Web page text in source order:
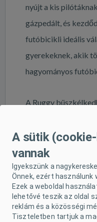
nyújt a kis
gázpedált, és
futóbicikli ideális
gyerekeknek, akik
hagyományos
A Ruggy
Masszív felépítése,
színei minden
Az ergonomikusan
készült ülés pedig
Műszaki adatok:
A sütik
vannak
Igyekszünk a
Önnek, ezért használunk
Ezek a weboldal
lehetővé teszik az oldal
reklám és a közösségi
Tiszteletben tartjuk a